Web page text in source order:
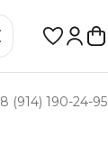
8 (914) 190-24-95